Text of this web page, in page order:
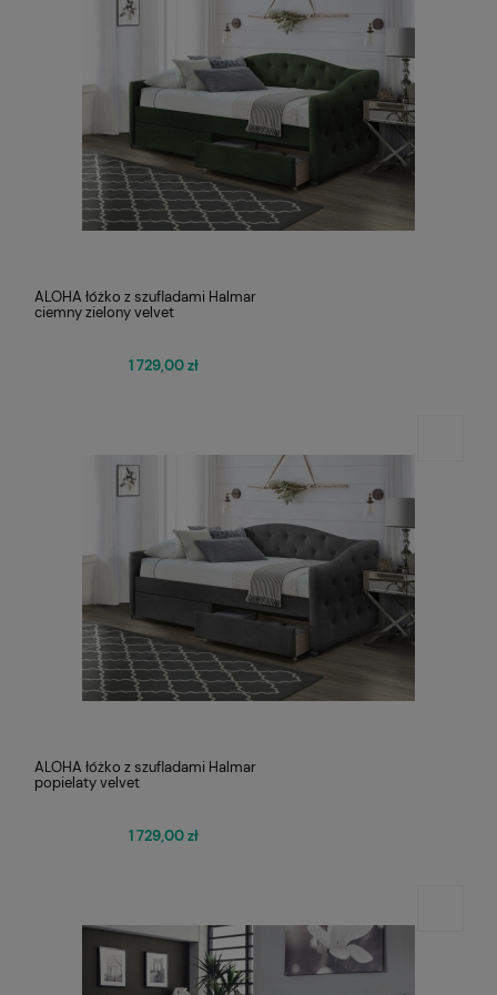
ALOHA łóżko z szufladami Halmar
ciemny zielony velvet
1 729,00 zł
ALOHA łóżko z szufladami Halmar
popielaty velvet
1 729,00 zł